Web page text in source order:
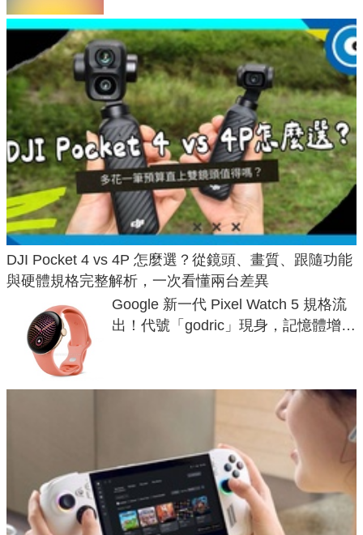
DJI Pocket 4 vs 4P 怎麼選？從鏡頭、畫質、跟隨功能
與硬體規格完整解析，一次看懂兩台差異
Google 新一代 Pixel Watch 5 規格流
出！代號「godric」現身，記憶體增強